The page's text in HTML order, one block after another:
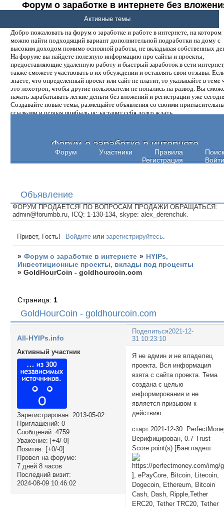
Форум о заработке в интернете без
денег.
Добро пожаловать на форум о заработке и работе в интернете, на котором
можно найти подходящий вариант дополнительной подработки на дому с
высоким доходом помимо основной работы, не вкладывая собственных
На форуме вы найдете полезную информацию про сайты и проекты,
предоставляющие удаленную работу и быстрый заработок в сети
также сможете участвовать в их обсуждении и оставлять свои отзывы.
знаете, что определенный проект или сайт не платит, то указывайте в теме
это лохотрон, чтобы другие пользователи не попались на развод. Вы
начать зарабатывать легкие деньги без вложений и регистрации уже
Создавайте новые темы, размещайте объявления со своими
ссылками и первая прибыль не заставит себя долго ждать.
Форум о заработке в интернете
Форум Участники Правила
Поиск
Регистрация
Войти
Активные темы
Объявление
ФОРУМ ПРОДАЕТСЯ! ПО ВОПРОСАМ ПРОДАЖИ ОБРАЩАТЬСЯ:
admin@forumbb.ru, ICQ: 1-130-134, skype: alex_derenchuk.
Привет, Гость! Войдите илизарегистрируйтесь
» Форум о заработке в интернете » HYIPs,
Инвестиционные проекты, вклады под проценты
»GoldHourCoin - goldhourcoin.com
GoldHourCoin - goldhourcoin.com
Страница: 1
Поделиться2021-12-
31 10:23:10
All-HYIPs.info
Активный участник
Зарегистрирован: 2013-05-02
Приглашений: 0
Сообщений: 4759
Уважение: [+4/-0]
Позитив: [+0/-0]
Провел на форуме:
7 дней 8 часов
Последний визит:
2024-08-09 10:46:02
Я не админ и не владелец
проекта. Вся информация
взята с сайта проекта. Тема
создана с целью
информирования и не
является призывом к
действию.
старт 2021-12-30.
Верифицирован, 0.7 Trust
Score point(s) [Бангладеш
], ePayCore, Bitcoin, Litecoin,
Dogecoin, Ethereum, Bitcoin
Cash, Dash, Ripple,Tether
ERC20, Tether TRC20, Tether